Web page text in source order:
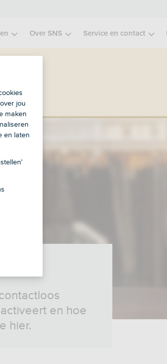
.
Over SNS Service en contact
en hoe
hier.
over jou
maken
en laten